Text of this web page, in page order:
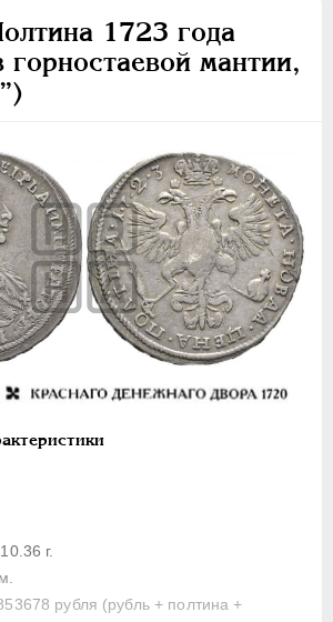
1723 года
горностаевой мантии,
г.
рубля (рубль + полтина +
1730-1740